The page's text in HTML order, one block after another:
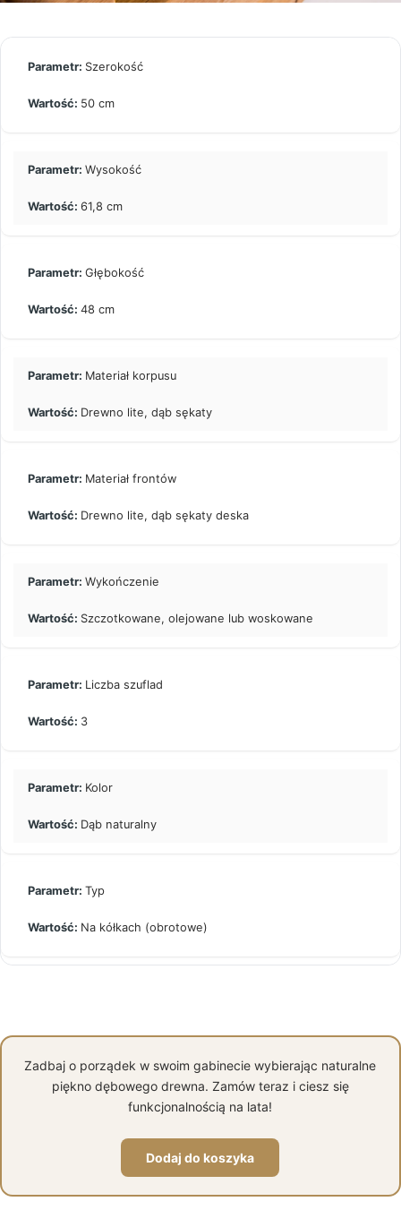
Szerokość
50 cm
Wysokość
61,8 cm
Głębokość
48 cm
Materiał korpusu
Drewno lite, dąb sękaty
Materiał frontów
Drewno lite, dąb sękaty deska
Wykończenie
Szczotkowane, olejowane lub woskowane
Liczba szuflad
3
Kolor
Dąb naturalny
Typ
Na kółkach (obrotowe)
Zadbaj o porządek w swoim gabinecie wybierając naturalne
piękno dębowego drewna. Zamów teraz i ciesz się
funkcjonalnością na lata!
Dodaj do koszyka